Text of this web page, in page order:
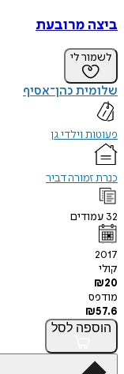
ביצה מרובעת
לשמור לי
שלומית כהן־אסיף
פעוטות וילדי גן
כנרת זמורה דביר
32 עמודים
2017
קולי
₪20
מודפס
₪57.6
הוספה לסל